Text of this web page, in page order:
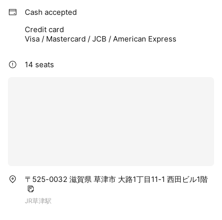
Cash accepted
Credit card
Visa / Mastercard / JCB / American Express
14 seats
〒525-0032 滋賀県 草津市 大路1丁目11-1 西田ビル1階
JR草津駅